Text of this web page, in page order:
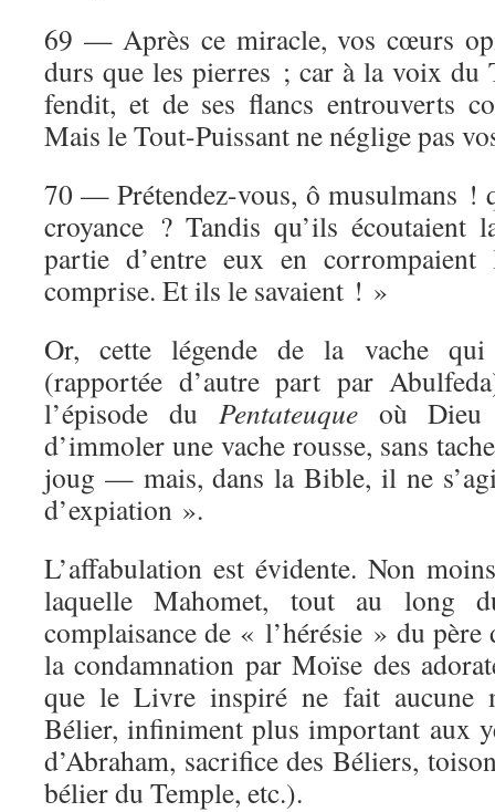
69 — Après ce miracle, vos cœurs
durs que les pierres ; car à la voix du
fendit, et de ses flancs entrouverts
Mais le Tout-Puissant ne néglige pas
70 — Prétendez-vous, ô musulmans !
croyance ? Tandis qu’ils écoutaient
partie d’entre eux en corrompaient
comprise. Et ils le savaient ! »
Or, cette légende de la vache qui
(rapportée d’autre part par
l’épisode du Pentateuqueoù Dieu
d’immoler une vache rousse, sans
joug — mais, dans la Bible, il ne
d’expiation ».
L’affabulation est évidente. Non
laquelle Mahomet, tout au long
complaisance de « l’hérésie » du père
la condamnation par Moïse des
que le Livre inspiré ne fait aucune
Bélier, infiniment plus important aux
d’Abraham, sacrifice des Béliers,
bélier du Temple, etc.).